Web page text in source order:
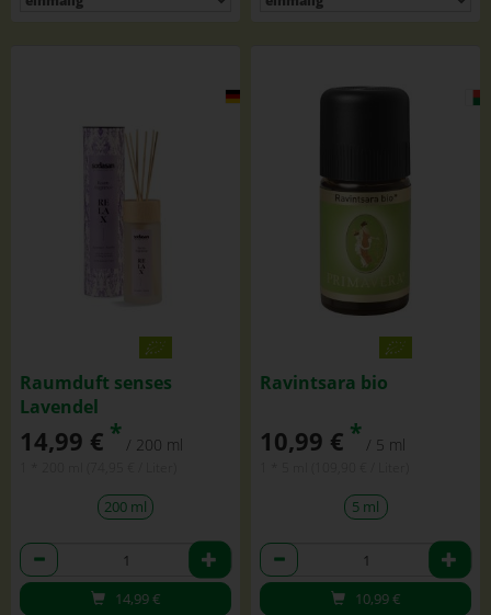
Raumduft senses
Lavendel
14,99 € * / 200 ml
200 ml
Anzahl
14,99€
Ravintsara bio
10,99 € * / 5 ml
5 ml
Anzahl
10,99€